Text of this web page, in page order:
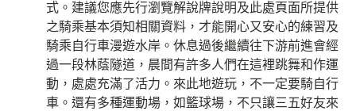
式。建議您應先行瀏覽解說牌說明及此處頁面所提供
之騎乘基本須知相關資料，才能開心又安心的練習及
騎乘自行車漫遊水岸。休息過後繼續往下游前進會經
過一段林蔭隧道，晨間有許多人們在這裡跳舞和作運
動，處處充滿了活力。來此地遊玩，不一定要騎自行
車。還有多種運動場，如籃球場，不只讓三五好友來